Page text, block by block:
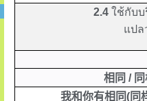
2.4 ใช้กับ
แปล
相同 /
我和你有相同( 同